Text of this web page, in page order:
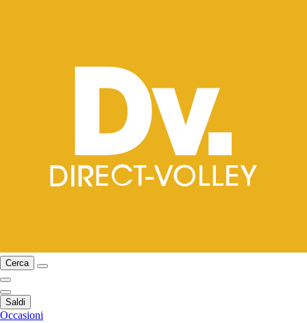
Cerca
Saldi
Occasioni